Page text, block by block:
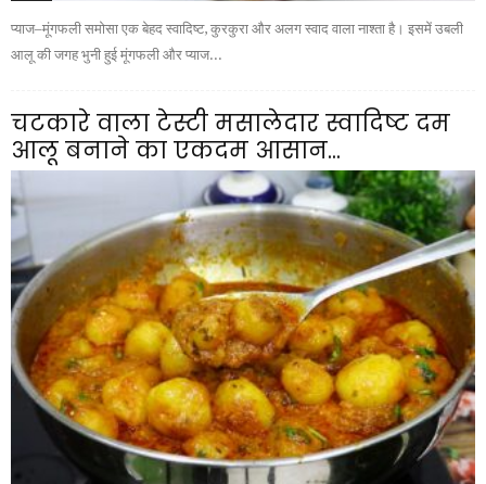
प्याज–मूंगफली समोसा एक बेहद स्वादिष्ट, कुरकुरा और अलग स्वाद वाला नाश्ता है। इसमें उबली
आलू की जगह भुनी हुई मूंगफली और प्याज...
चटकारे वाला टेस्टी मसालेदार स्वादिष्ट दम
आलू बनाने का एकदम आसान...